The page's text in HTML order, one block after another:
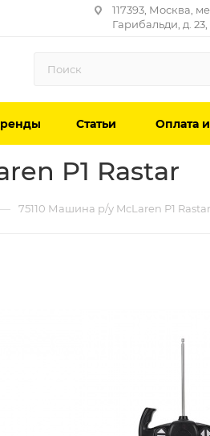
117393, Москва,
Гарибальди, д.
Статьи Оплата
P1 Rastar
75110 Машина р/у McLaren P1 Rastar